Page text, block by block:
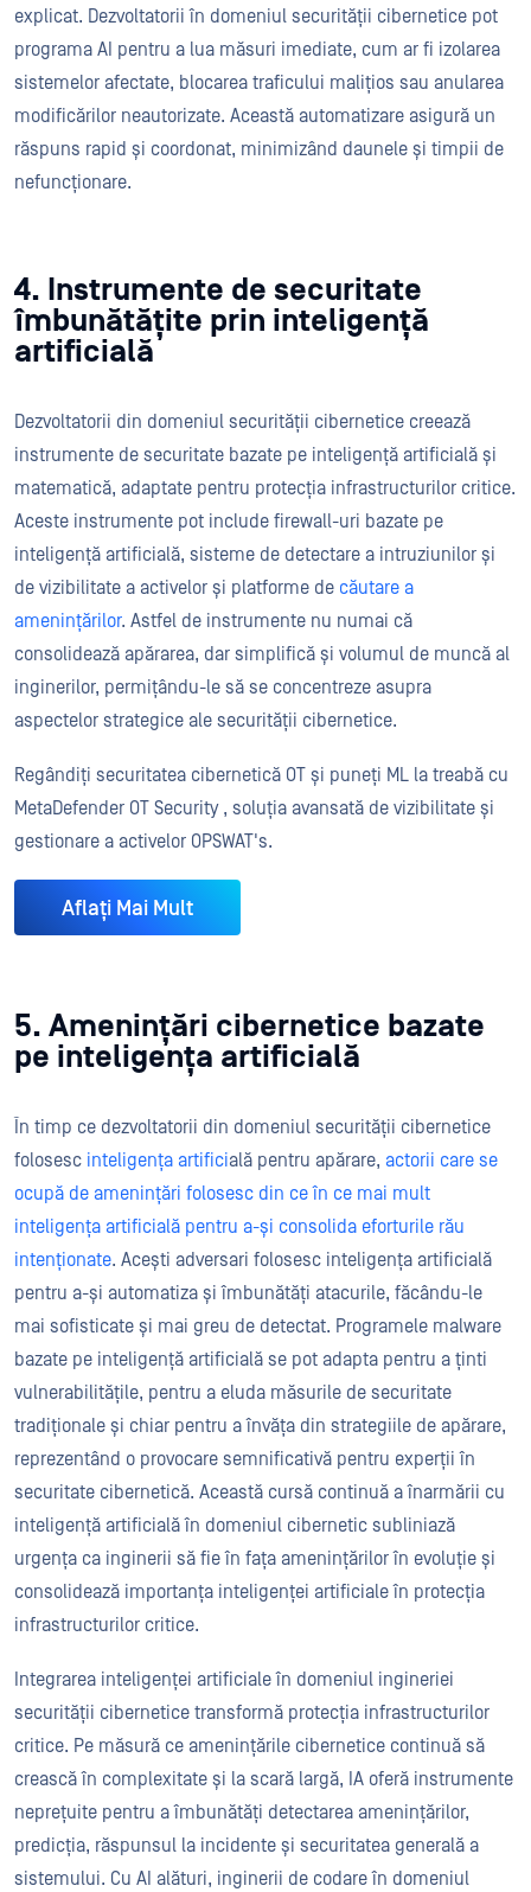
explicat. Dezvoltatorii în domeniul securității cibernetice pot
programa AI pentru a lua măsuri imediate, cum ar fi izolarea
sistemelor afectate, blocarea traficului malițios sau anularea
modificărilor neautorizate. Această automatizare asigură un
răspuns rapid și coordonat, minimizând daunele și timpii de
nefuncționare.
4. Instrumente de securitate
îmbunătățite prin inteligență
artificială
Dezvoltatorii din domeniul securității cibernetice creează
instrumente de securitate bazate pe inteligență artificială și
matematică, adaptate pentru protecția infrastructurilor critice.
Aceste instrumente pot include firewall-uri bazate pe
inteligență artificială, sisteme de detectare a intruziunilor și
de vizibilitate a activelor și platforme de căutare a
amenințărilor. Astfel de instrumente nu numai că
consolidează apărarea, dar simplifică și volumul de muncă al
inginerilor, permițându-le să se concentreze asupra
aspectelor strategice ale securității cibernetice.
Regândiți securitatea cibernetică OT și puneți ML la treabă cu
MetaDefender OT Security , soluția avansată de vizibilitate și
gestionare a activelor OPSWAT's.
Aflați Mai Mult
5. Amenințări cibernetice bazate
pe inteligența artificială
În timp ce dezvoltatorii din domeniul securității cibernetice
folosesc inteligența artificială pentru apărare, actorii care se
ocupă de amenințări folosesc din ce în ce mai mult
inteligența artificială pentru a-și consolida eforturile rău
intenționate. Acești adversari folosesc inteligența artificială
pentru a-și automatiza și îmbunătăți atacurile, făcându-le
mai sofisticate și mai greu de detectat. Programele malware
bazate pe inteligență artificială se pot adapta pentru a ținti
vulnerabilitățile, pentru a eluda măsurile de securitate
tradiționale și chiar pentru a învăța din strategiile de apărare,
reprezentând o provocare semnificativă pentru experții în
securitate cibernetică. Această cursă continuă a înarmării cu
inteligență artificială în domeniul cibernetic subliniază
urgența ca inginerii să fie în fața amenințărilor în evoluție și
consolidează importanța inteligenței artificiale în protecția
infrastructurilor critice.
Integrarea inteligenței artificiale în domeniul ingineriei
securității cibernetice transformă protecția infrastructurilor
critice. Pe măsură ce amenințările cibernetice continuă să
crească în complexitate și la scară largă, IA oferă instrumente
neprețuite pentru a îmbunătăți detectarea amenințărilor,
predicția, răspunsul la incidente și securitatea generală a
sistemului. Cu AI alături, inginerii de codare în domeniul